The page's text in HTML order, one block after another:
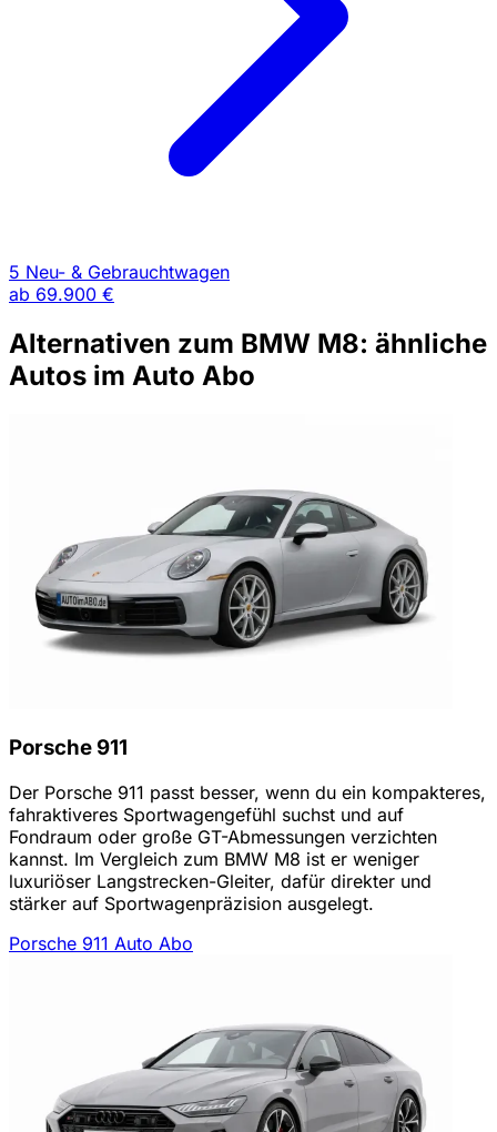
5 Neu- & Gebrauchtwagen
ab 69.900 €
Alternativen zum BMW M8: ähnliche
Autos im Auto Abo
Porsche 911
Der Porsche 911 passt besser, wenn du ein kompakteres,
fahraktiveres Sportwagengefühl suchst und auf
Fondraum oder große GT-Abmessungen verzichten
kannst. Im Vergleich zum BMW M8 ist er weniger
luxuriöser Langstrecken-Gleiter, dafür direkter und
stärker auf Sportwagenpräzision ausgelegt.
Porsche 911 Auto Abo